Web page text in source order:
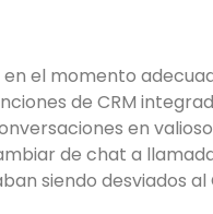
el momento
de CRM
en
de chat a
siendo desviados